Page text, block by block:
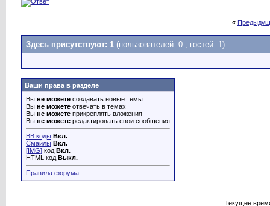
«
Здесь присутствуют: 1 (пользователей: 0 , гостей: 1)
Ваши права в разделе
Вы не можете создавать новые темы
Вы не можете отвечать в темах
Вы не можете прикреплять вложения
Вы не можете редактировать свои сообщения
BB коды Вкл.
Смайлы Вкл.
[IMG] код Вкл.
HTML код Выкл.
Правила форума
Текущее